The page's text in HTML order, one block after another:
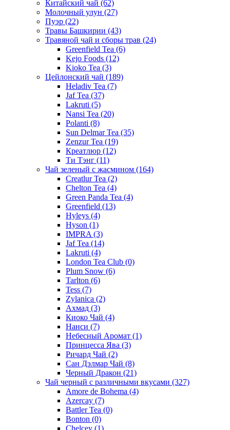
Китайский чай (62)
Молочный улун (27)
Пуэр (22)
Травы Башкирии (43)
Травяной чай и сборы трав (24)
Greenfield Tea (6)
Kejo Foods (12)
Kioko Tea (3)
Цейлонский чай (189)
Heladiv Tea (7)
Jaf Tea (37)
Lakruti (5)
Nansi Tea (20)
Polanti (8)
Sun Delmar Tea (35)
Zenzur Tea (19)
Креатлюр (12)
Ти Тэнг (11)
Чай зеленый с жасмином (164)
Creatlur Tea (2)
Chelton Tea (4)
Green Panda Tea (4)
Greenfield (13)
Hyleys (4)
Hyson (1)
IMPRA (3)
Jaf Tea (14)
Lakruti (4)
London Tea Club (0)
Plum Snow (6)
Tarlton (6)
Tess (7)
Zylanica (2)
Ахмад (3)
Киоко Чай (4)
Нанси (7)
Небесный Аромат (1)
Принцесса Ява (3)
Ричард Чай (2)
Сан Дэлмар Чай (8)
Черный Дракон (21)
Чай черный с различными вкусами (327)
Amore de Bohema (4)
Azercay (7)
Battler Tea (0)
Bonton (0)
Chelcey (1)